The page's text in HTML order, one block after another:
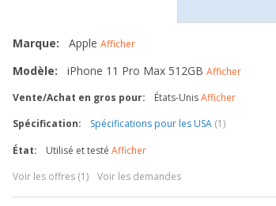
Marque: Apple Afficher
Modèle: iPhone 11 Pro Max 512GB Afficher
Vente/Achat en gros pour:
États-UnisAfficher
Spécification:
Spécifications pour les USA (1)
État:
Utilisé et testé Afficher
Voir les offres (1)
Voir les demandes